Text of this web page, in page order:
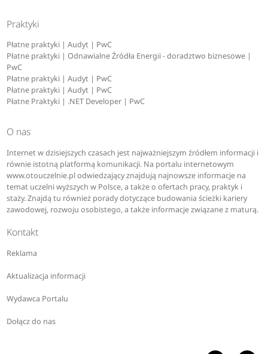
Praktyki
Płatne praktyki | Audyt | PwC
Płatne praktyki | Odnawialne Źródła Energii - doradztwo biznesowe |
PwC
Płatne praktyki | Audyt | PwC
Płatne praktyki | Audyt | PwC
Płatne Praktyki | .NET Developer | PwC
O nas
Internet w dzisiejszych czasach jest najważniejszym źródłem informacji i
równie istotną platformą komunikacji. Na portalu internetowym
www.otouczelnie.pl odwiedzający znajdują najnowsze informacje na
temat uczelni wyższych w Polsce, a także o ofertach pracy, praktyk i
staży. Znajdą tu również porady dotyczące budowania ścieżki kariery
zawodowej, rozwoju osobistego, a także informacje związane z maturą.
Kontakt
Reklama
Aktualizacja informacji
Wydawca Portalu
Dołącz do nas